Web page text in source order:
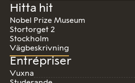
Hitta hit
Nobel Prize Museum
Stortorget 2
Stockholm
Vägbeskrivning
Entrépriser
Vuxna